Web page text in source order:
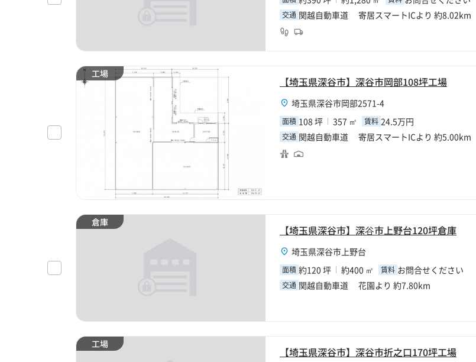
交通 関越自動車道 寄居スマートICより 約8.02km
工場
【埼玉県深谷市】深谷市岡部108坪工場
埼玉県深谷市岡部2571-4
面積 108 坪 357 ㎡ 賃料 24.5万円
交通 関越自動車道 寄居スマートICより 約5.00km
倉庫
【埼玉県深谷市】深⾕市上野台120坪倉庫
埼玉県深谷市上野台
面積 約120 坪 約400 ㎡ 賃料 お問合せください
交通 関越自動車道 花園より 約7.80km
工場
【埼玉県深谷市】深谷市折之口170坪工場